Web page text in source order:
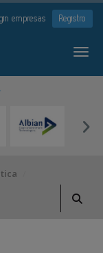
empresas Registro